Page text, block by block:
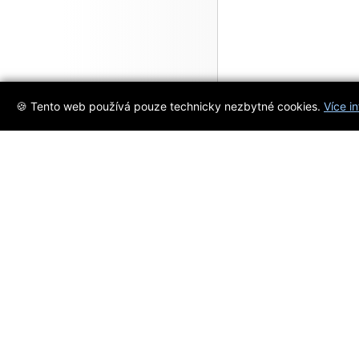
🍪 Tento web používá pouze technicky nezbytné cookies. Více